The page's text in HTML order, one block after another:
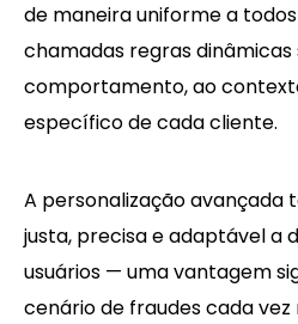
de maneira uniforme a todos
chamadas regras dinâmicas
comportamento, ao
específico de cada cliente.
A personalização avançada
justa, precisa e adaptável a
usuários — uma vantagem
cenário de fraudes cada vez